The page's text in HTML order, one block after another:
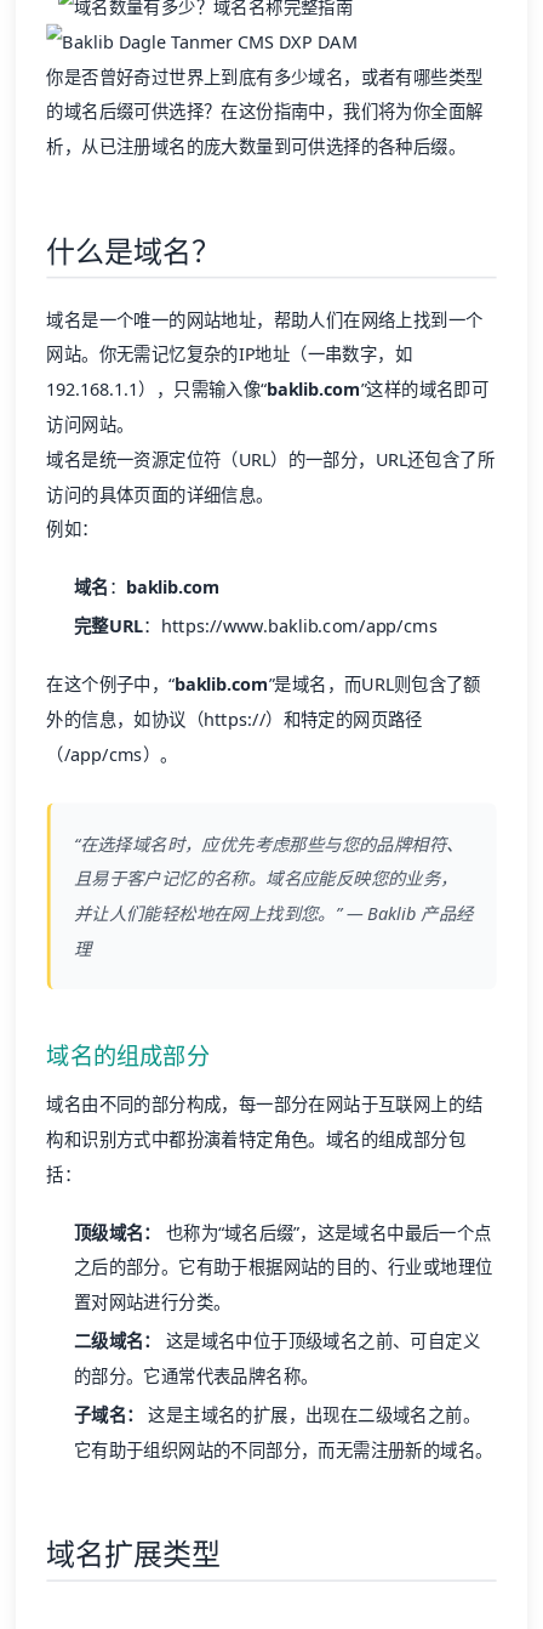
你是否曾好奇过世界上到底有多少域名，或者有哪些类型
的域名后缀可供选择？在这份指南中，我们将为你全面解
析，从已注册域名的庞大数量到可供选择的各种后缀。
什么是域名？
域名是一个唯一的网站地址，帮助人们在网络上找到一个
网站。你无需记忆复杂的IP地址（一串数字，如
192.168.1.1），只需输入像“baklib.com”这样的域名即可
访问网站。
域名是统一资源定位符（URL）的一部分，URL还包含了所
访问的具体页面的详细信息。
例如：
域名 ： baklib.com
完整URL：https://www.baklib.com/app/cms
在这个例子中，“baklib.com”是域名，而URL则包含了额
外的信息，如协议（https://）和特定的网页路径
（/app/cms）。
“在选择域名时，应优先考虑那些与您的品牌相符、
且易于客户记忆的名称。域名应能反映您的业务，
并让人们能轻松地在网上找到您。” — Baklib 产品经
理
域名的组成部分
域名由不同的部分构成，每一部分在网站于互联网上的结
构和识别方式中都扮演着特定角色。域名的组成部分包
括：
顶级域名： 也称为“域名后缀”，这是域名中最后一个点
之后的部分。它有助于根据网站的目的、行业或地理位
置对网站进行分类。
二级域名：
这是域名中位于顶级域名之前、可自定义
的部分。它通常代表品牌名称。
子域名：
这是主域名的扩展，出现在二级域名之前。
它有助于组织网站的不同部分，而无需注册新的域名。
域名扩展类型